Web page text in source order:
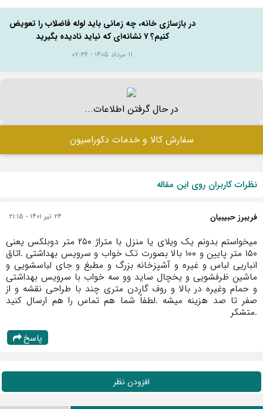
در بازسازی خانه، چه زمانی باید لوله فاضلاب را تعویض
کنیم؟ ۷ نشانه‌ای که نباید نادیده بگیرید
در حال گرفتن اطلاعات...
سفارش کالا و خدمات دکوراسیون
نظرات کاربران روی این مقاله
فریبرز حبیبیان ۲۴ تیر ۱۴۰۱ - ۲۱:۱۵
میخواستم بدونم یک ویلای یا منزل با متراژ ۲۵۰ متر دوبلکس یعنی
۱۵۰ متر پایین و ۱۰۰ بالا بصورت تک خواب و سرویس بهداشتی .اتاق
انباریی لباس و غیره و آشپزخانه بزرگ و مطبغ و جای لباسشویی و
ماشین ظرفشویی و یخچال ساید وو سه خواب با سرویس بهداشتی
و حمام وغیره در بالا و روف گاردن متری چند با طراحی نقشه و از
صفر تا صد هزینه میشه .لطفاً شما هم تماس را هم ارسال کنید
.متشکر
پاسخ
افزودن نظر